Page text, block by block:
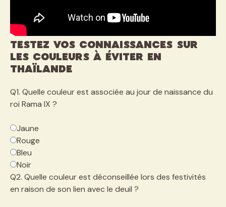
Testez vos connaissances sur
les couleurs à éviter en
Thaïlande
Q1. Quelle couleur est associée au jour de naissance du
roi Rama IX ?
Jaune
Rouge
Bleu
Noir
Q2. Quelle couleur est déconseillée lors des festivités
en raison de son lien avec le deuil ?